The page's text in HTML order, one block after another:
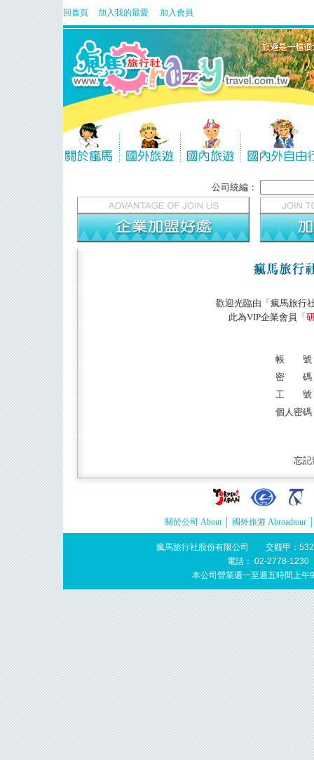
回首頁 加入我的最愛 加入會員
公司統編：
歡迎光臨由「瘋馬旅行
此為VIP企業會員 「
帳 號
密 碼
工 號
個人密碼
忘記
關於公司 About│ 國外旅遊 Abroadtour
瘋馬旅行社股份有限公司 交觀甲：
電話： 02-2778-
本公司營業週一至週五時間上